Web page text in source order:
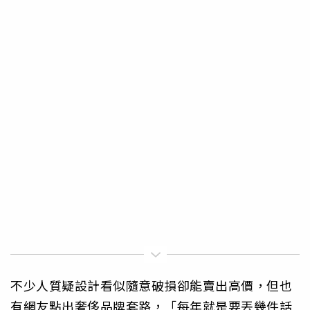
不少人質疑設計看似隨意破損卻能賣出高價，但也
有網友點出奢侈品牌套路，「每年就是要丟幾件話